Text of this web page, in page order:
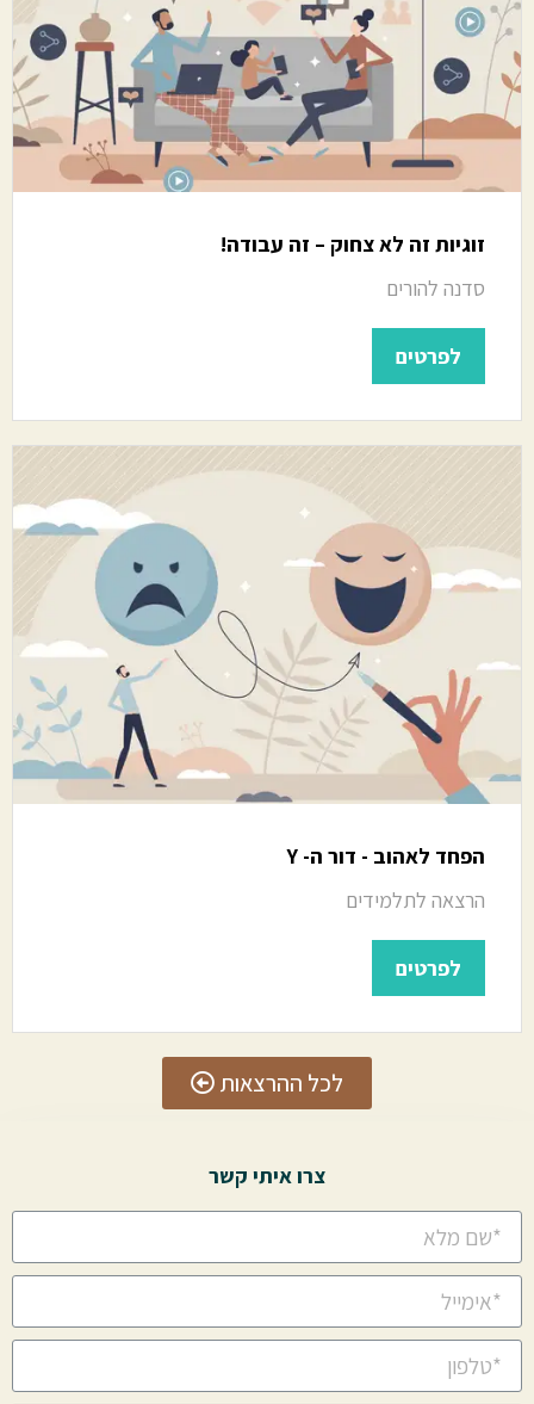
זוגיות זה לא צחוק – זה עבודה!
סדנה להורים
לפרטים
הפחד לאהוב - דור ה- Y
הרצאה לתלמידים
לפרטים
לכל ההרצאות
צרו איתי קשר